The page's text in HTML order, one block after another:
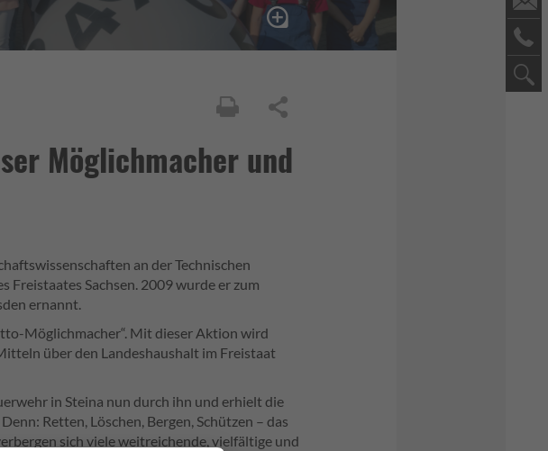
Möglichmacher und
an der Technischen
Sachsen. 2009 wurde er zum
ernannt.
Möglichmacher“. Mit dieser Aktion wird
über den Landeshaushalt im Freistaat
in Steina nun durch ihn und erhielt die
Retten, Löschen, Bergen, Schützen – das
sich viele weitreichende, vielfältige und